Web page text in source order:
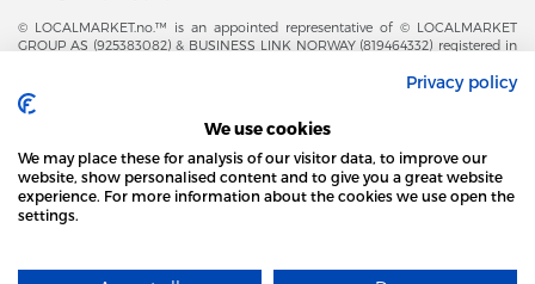
© LOCALMARKET.no.™ is an appointed representative of © LOCALMARKET
GROUP AS (925383082) & BUSINESS LINK NORWAY (819464332) registered in
Brønnøysundregistrene. Financial & Insurance Services and Markets Authority,
and subject to limited regulation by the Financial Conduct Authority. Head
Office Adresse: Karenslyst Alle 4, 0278 Oslo – Skøyen. Post Adresse: Postboks
358, 0213 Oslo, Norway. Email Contact: post@localmarket.no. Office Contact: +
47 23 89 88 63 © Copyright 2016-2026 The LOCALMARKET GROUP ™.
DODATKOWO OD ZESPOŁU LOCALMARKET |
STRONA LOCAL MARKET WYKORZYSTUJE PLIKI
Privacy policy
We use cookies
We may place these for analysis of our visitor data, to improve our
website, show personalised content and to give you a great website
experience. For more information about the cookies we use open the
settings.